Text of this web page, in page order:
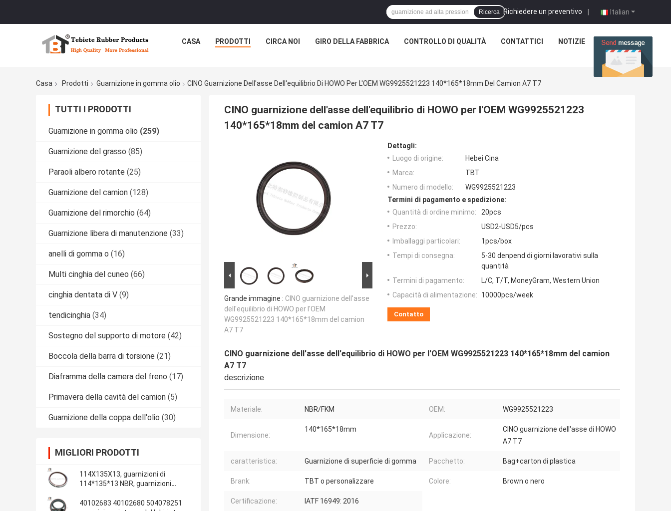
Italian
Richiedere un preventivo |
Ricerca
CASA PRODOTTI CIRCA NOI GIRO DELLA FABBRICA CONTROLLO DI QUALITÀ CONTATTICI NOTIZIE CASI
Casa Prodotti Guarnizione in gomma olio CINO Guarnizione Dell'asse Dell'equilibrio Di HOWO Per L'OEM WG9925521223 140*165*18mm Del Camion A7 T7
TUTTI I PRODOTTI
Guarnizione in gomma olio (259)
Guarnizione del grasso (85)
Paraoli albero rotante (25)
Guarnizione del camion (128)
Guarnizione del rimorchio (64)
Guarnizione libera di manutenzione (33)
anelli di gomma o (16)
Multi cinghia del cuneo (66)
cinghia dentata di V (9)
tendicinghia (34)
Sostegno del supporto di motore (42)
Boccola della barra di torsione (21)
Diaframma della camera del freno (17)
Primavera della cavità del camion (5)
Guarnizione della coppa dell'olio (30)
MIGLIORI PRODOTTI
114X135X13, guarnizioni di
114*135*13 NBR, guarnizioni
materiale delle guarnizioni: NBR
40102683 40102680 504078251
CINO guarnizione dell'asse dell'equilibrio di HOWO per l'OEM WG9925521223
140*165*18mm del camion A7 T7
Grande immagine : CINO guarnizione dell'asse
dell'equilibrio di HOWO per l'OEM
WG9925521223 140*165*18mm del camion
A7 T7
Dettagli:
Luogo di origine:
Hebei Cina
Marca:
TBT
Numero di modello:
WG9925521223
Termini di pagamento e spedizione:
Quantità di ordine minimo:
20pcs
Prezzo:
USD2-USD5/pcs
Imballaggi particolari:
1pcs/box
Tempi di consegna:
5-30 denpend di giorni lavorativi sulla
quantità
Termini di pagamento:
L/C, T/T, MoneyGram, Western Union
Capacità di alimentazione:
10000pcs/week
Contatto
CINO guarnizione dell'asse dell'equilibrio di HOWO per l'OEM WG9925521223 140*165*18mm del camion
A7 T7
descrizione
Materiale: NBR/FKM OEM: WG9925521223
Dimensione:
140*165*18mm
Applicazione:
CINO guarnizione dell'asse di HOWO
A7 T7
caratteristica: Guarnizione di superficie di gomma Pacchetto: Bag+carton di plastica
Brank: TBT o personalizzare Colore: Brown o nero
Certificazione: IATF 16949: 2016